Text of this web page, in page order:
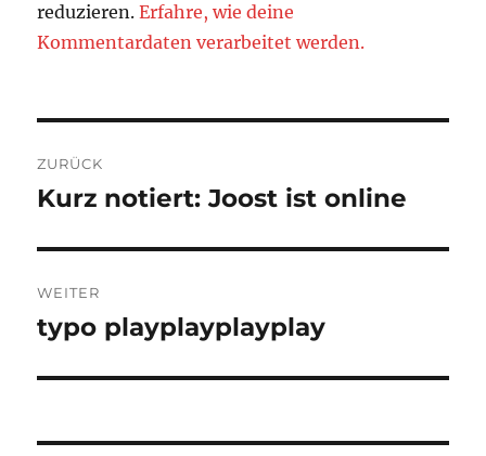
reduzieren.Erfahre, wie deine
Kommentardaten verarbeitet werden.
ZURÜCK
Vorheriger
Kurz notiert: Joost ist online
WEITER
Nächster
typo playplayplayplay